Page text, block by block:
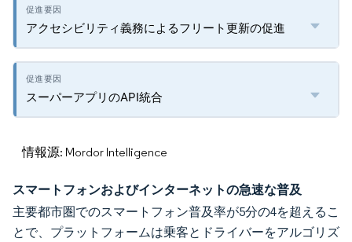
アクセシビリティ義務によるフリート更新の促進
スーパーアプリのAPI統合
情報源: Mordor Intelligence
スマートフォンおよびインターネットの急速な普及
主要都市圏でのスマートフォン普及率が5分の4を超えるこ
とで、プラットフォームは乗客とドライバーをアルゴリズ